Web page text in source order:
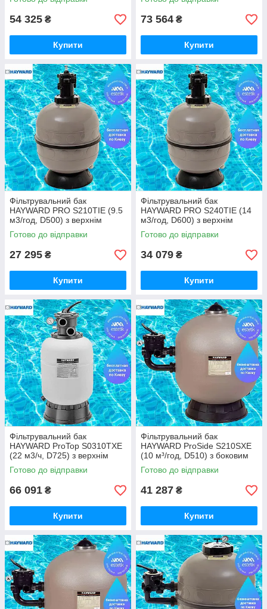
(Hayward, США)
54 325 ₴
Купити
(Hayward, США)
73 564 ₴
Купити
Фільтрувальний бак
HAYWARD PRO S210TIE (9.5
м3/год, D500) з верхнім
вентилем (Hayward, Франція)
Готово до відправки
27 295 ₴
Купити
Фільтрувальний бак
HAYWARD PRO S240TIE (14
м3/год, D600) з верхнім
вентилем (Hayward, Франція)
Готово до відправки
34 079 ₴
Купити
Фільтрувальний бак
HAYWARD ProTop S0310TXE
(22 м3/ч, D725) з верхнім
вентилем — піщаний фільтр
для басейну
Готово до відправки
66 091 ₴
Купити
Фільтрувальний бак
HAYWARD ProSide S210SXE
(10 м³/год, D510) з боковим
вентилем — піщаний фільтр
для басейну (Hayward,
Готово до відправки
41 287 ₴
Купити